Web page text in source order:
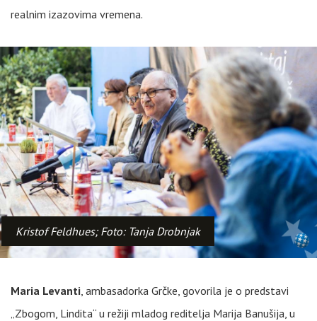
realnim izazovima vremena.
Kristof Feldhues; Foto: Tanja Drobnjak
Maria Levanti , ambasadorka Grčke, govorila je o predstavi
„Zbogom, Lindita“ u režiji mladog reditelja Marija Banušija, u